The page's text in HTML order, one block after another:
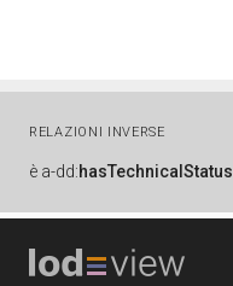
RELAZIONI INVERSE
è a-dd:hasTechnicalStatus